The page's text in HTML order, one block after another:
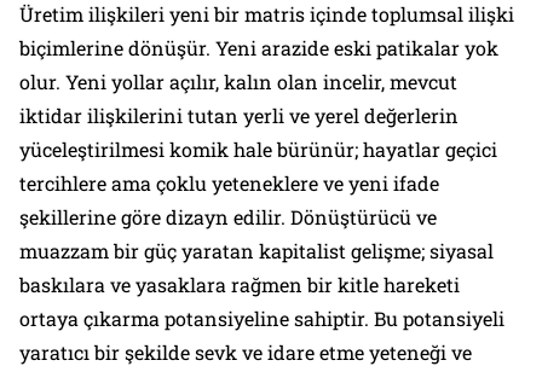
Üretim ilişkileri yeni bir matris içinde toplumsal ilişki
biçimlerine dönüşür. Yeni arazide eski patikalar yok
olur. Yeni yollar açılır, kalın olan incelir, mevcut
iktidar ilişkilerini tutan yerli ve yerel değerlerin
yüceleştirilmesi komik hale bürünür; hayatlar geçici
tercihlere ama çoklu yeteneklere ve yeni ifade
şekillerine göre dizayn edilir. Dönüştürücü ve
muazzam bir güç yaratan kapitalist gelişme; siyasal
baskılara ve yasaklara rağmen bir kitle hareketi
ortaya çıkarma potansiyelinesahiptir. Bu potansiyeli
yaratıcı bir şekilde sevk ve idare etme yeteneği ve